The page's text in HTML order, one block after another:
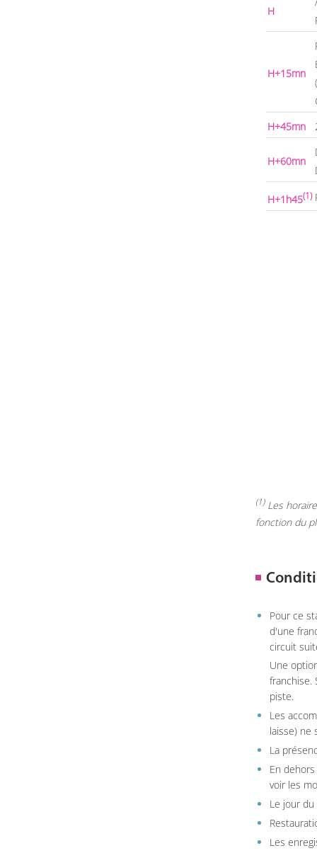
H
H+15mn
H+45mn
H+60mn
H+1h45(1)
(1)Les
fonction du
Pour ce
d'une
circuit
Une
franchise.
piste.
Les
laisse) ne
La
En
voir les
Le jour
Les